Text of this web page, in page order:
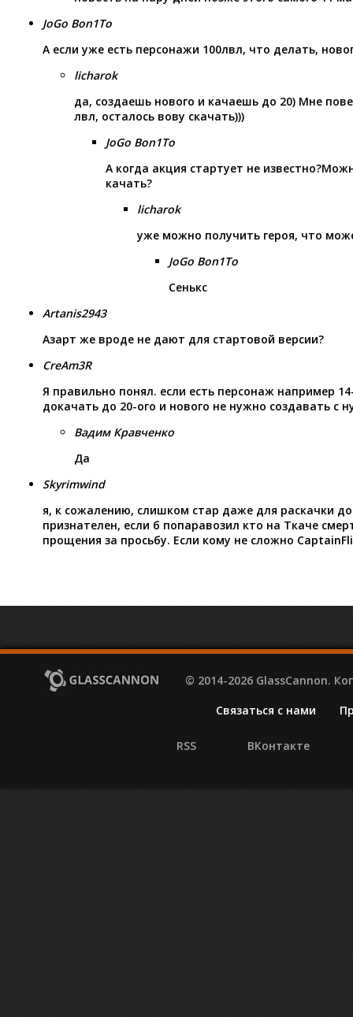
JoGo Bon1To
А если уже есть персонажи 100лвл, что делать,
licharok
да, создаешь нового и качаешь до 20) Мне
лвл, осталось вову скачать)))
JoGo Bon1To
А когда акция стартует не
качать?
licharok
уже можно получить героя, что
JoGo Bon1To
Сенькс
Artanis2943
Азарт же вроде не дают для стартовой версии?
CreAm3R
Я правильно понял. если есть персонаж например
докачать до 20-ого и нового не нужно создавать с
Вадим Кравченко
Да
Skyrimwind
я, к сожалению, слишком стар даже для раскачки
признателен, если б попаравозил кто на Ткаче
прощения за просьбу. Если кому не сложно
© 2014-2026 GlassCannon.
Связаться с нами
RSS ВКонтакте